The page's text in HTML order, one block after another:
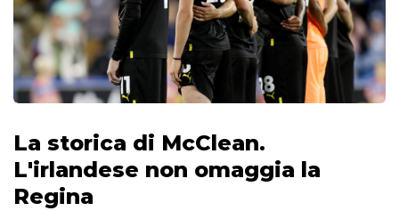
La storica di McClean.
L'irlandese non omaggia la
Regina